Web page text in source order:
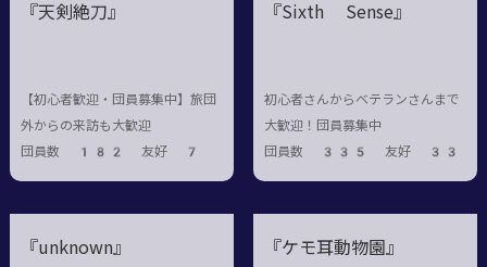
『天剣絶刀』
【初心者歓迎・団員募集中】旅団
外からの来訪も大歓迎
団員数 182 友好 7
『Sixth Sense』
初心者さんからベテランさんまで
大歓迎！団員募集中
団員数 335 友好 33
『unknown』 『ケモ耳動物園』